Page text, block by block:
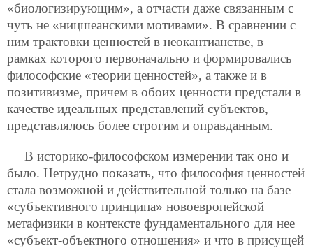
«биологизирующим», а отчасти даже связанным с
чуть не «ницшеанскими мотивами». В сравнении с
ним трактовки ценностей в неокантианстве, в
рамках которого первоначально и формировались
философские «теории ценностей», а также и в
позитивизме, причем в обоих ценности предстали в
качестве идеальных представлений субъектов,
представлялось более строгим и оправданным.
В историко-философском измерении так оно и
было. Нетрудно показать, что философия ценностей
стала возможной и действительной только на базе
«субъективного принципа» новоевропейской
метафизики в контексте фундаментального для нее
«субъект-объектного отношения» и что в присущей